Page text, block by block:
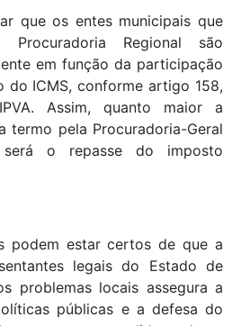
que os entes municipais que
Regional são
em função da participação
do ICMS, conforme artigo 158,
Assim, quanto maior a
termo pela Procuradoria-Geral
o repasse do imposto
podem estar certos de que a
legais do Estado de
problemas locais assegura a
públicas e a defesa do